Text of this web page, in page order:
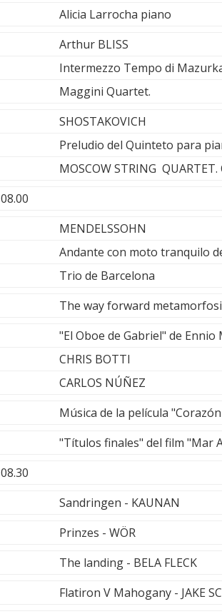
Alicia Larrocha piano
Arthur BLISS
Intermezzo Tempo di
Maggini Quartet.
SHOSTAKOVICH
Preludio del Quinteto para
MOSCOW STRING
08.00
MENDELSSOHN
Andante con moto tranquilo
Trio de Barcelona
The way forward metamorfosi
"El Oboe de Gabriel" de
CHRIS BOTTI
CARLOS NÚÑEZ
Música de la película
"Títulos finales" del film "Mar
08.30
Sandringen - KAUNAN
Prinzes - WÖR
The landing - BELA FLECK
Flatiron V Mahogany - JAKE